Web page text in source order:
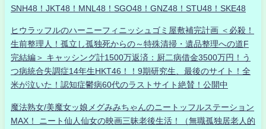
SNH48！JKT48！MNL48！SGO48！GNZ48！STU48！SKE48
ヒウラッフルのハーニーフィニッシュゴミ屋敷補完計画 ＜必殺！
生前整理人！孤立し孤独死からの～特殊清掃・遺品整理への道F
完結編＞ キャッシング計1500万返済：厨二病借金3500万円！う
つ病統合失調症14年生HKT46！！9期研究生、最後のサイト！全
米が泣いた！認知症鬱病60代のラストサイト絶賛！公開中
魔法熟女/美魔女ッ娘メグみみちゃんのニートッフルステーション
MAX！ ニート仙人仙女の映画三昧老後生活！（無職孤独居老人的